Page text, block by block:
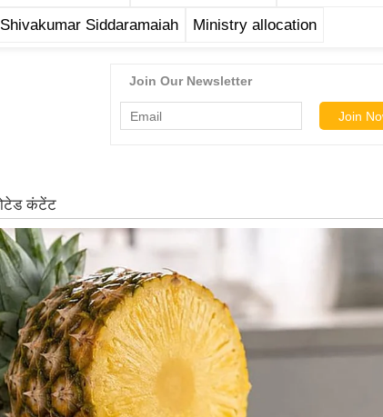
Shivakumar Siddaramaiah Ministry allocation